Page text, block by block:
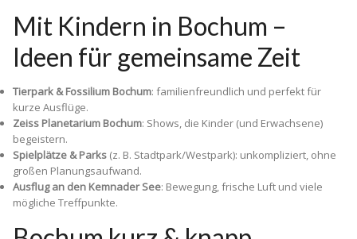
Mit Kindern in Bochum –
Ideen für gemeinsame Zeit
Tierpark & Fossilium Bochum: familienfreundlich und perfekt für
kurze Ausflüge.
Zeiss Planetarium Bochum: Shows, die Kinder (und Erwachsene)
begeistern.
Spielplätze & Parks (z. B. Stadtpark/Westpark): unkompliziert, ohne
großen Planungsaufwand.
Ausflug an den Kemnader See: Bewegung, frische Luft und viele
mögliche Treffpunkte.